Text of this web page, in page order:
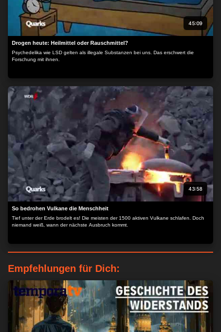
45:09
Drogen heute: Heilmittel oder Rauschmittel?
Psychedelika wie LSD gelten als illegale Substanzen bei uns. Das erschwert die
Forschung mit ihnen.
43:58
So bedrohen Vulkane die Menschheit
Tief unter der Erde brodelt es! Die meisten der 1500 aktiven Vulkane schlafen. Doch
niemand weiß, wann der nächste Ausbruch kommt.
Empfehlungen für Dich: